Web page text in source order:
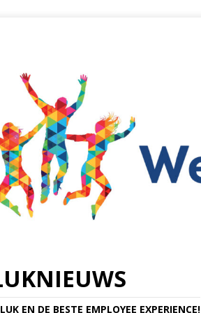
EN DE BESTE EMPLOYEE EXPERIENCE!